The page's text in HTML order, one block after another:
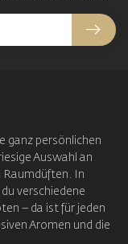
ganz persönlichen
Auswahl an
Raumdüften. In
verschiedene
– da ist für jeden
Aromen und die